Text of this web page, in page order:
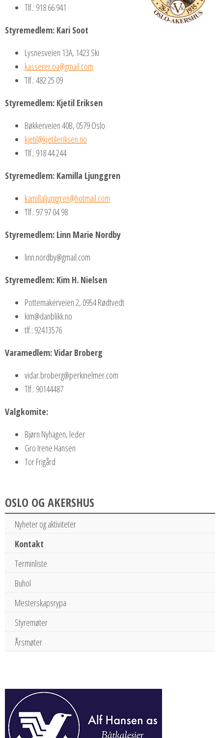
Tlf.: 918 66 941
Styremedlem: Kari Soot
Lysnesveien 13A, 1423 Ski
kasserer.oa@gmail.com
Tlf.: 482 25 09
Styremedlem: Kjetil Eriksen
Bøkkerveien 40B, 0579 Oslo
kjetil@kjetileriksen.no
Tlf.: 918 44 244
Styremedlem: Kamilla Ljunggren
kamillaljunggren@hotmail.com
Tlf.: 97 97 04 98
Styremedlem: Linn Marie Nordby
linn.nordby@gmail.com
Styremedlem: Kim H. Nielsen
Pottemakerveien 2, 0954 Rødtvedt
kim@danblikk.no
tlf.: 92413576
Varamedlem: Vidar Broberg
vidar.broberg@perkinelmer.com
Tlf.: 90144487
Valgkomite:
Bjørn Nyhagen, leder
Gro Irene Hansen
Tor Frigård
OSLO OG AKERSHUS
Nyheter og aktiviteter
Kontakt
Terminliste
Buhol
Mesterskapsrypa
Styremøter
Årsmøter